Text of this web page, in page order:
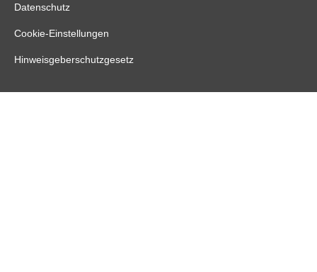
Datenschutz
Cookie-Einstellungen
Hinweisgeberschutzgesetz